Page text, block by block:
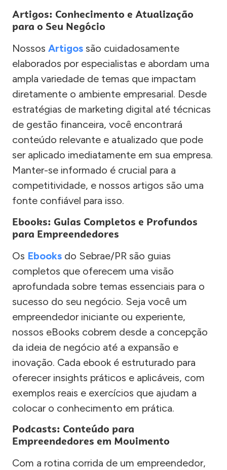
Artigos: Conhecimento e Atualização
para o Seu Negócio
Nossos Artigos são cuidadosamente
elaborados por especialistas e abordam uma
ampla variedade de temas que impactam
diretamente o ambiente empresarial. Desde
estratégias de marketing digital até técnicas
de gestão financeira, você encontrará
conteúdo relevante e atualizado que pode
ser aplicado imediatamente em sua empresa.
Manter-se informado é crucial para a
competitividade, e nossos artigos são uma
fonte confiável para isso.
Ebooks: Guias Completos e Profundos
para Empreendedores
Os Ebooks do Sebrae/PR são guias
completos que oferecem uma visão
aprofundada sobre temas essenciais para o
sucesso do seu negócio. Seja você um
empreendedor iniciante ou experiente,
nossos eBooks cobrem desde a concepção
da ideia de negócio até a expansão e
inovação. Cada ebook é estruturado para
oferecer insights práticos e aplicáveis, com
exemplos reais e exercícios que ajudam a
colocar o conhecimento em prática.
Podcasts: Conteúdo para
Empreendedores em Movimento
Com a rotina corrida de um empreendedor,